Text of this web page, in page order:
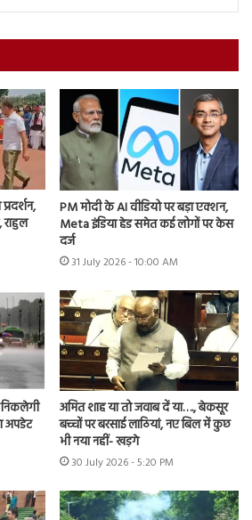
राहुल
PM मोदी के AI वीडियो पर बड़ा एक्शन,
Meta इंडिया हेड समेत कई लोगों पर केस
दर्ज
31 July 2026 - 10:00 AM
अपडेट
अमित शाह या तो जवाब दें या…., बेकसूर
बच्चों पर बरसाई लाठियां, नए बिल में कुछ
भी नया नहीं- खड़गे
30 July 2026 - 5:20 PM